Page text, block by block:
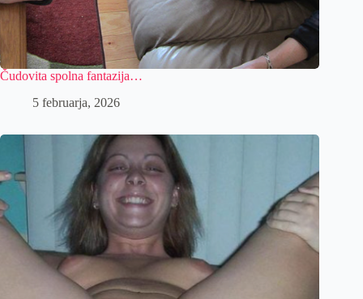
Čudovita spolna fantazija…
5 februarja, 2026